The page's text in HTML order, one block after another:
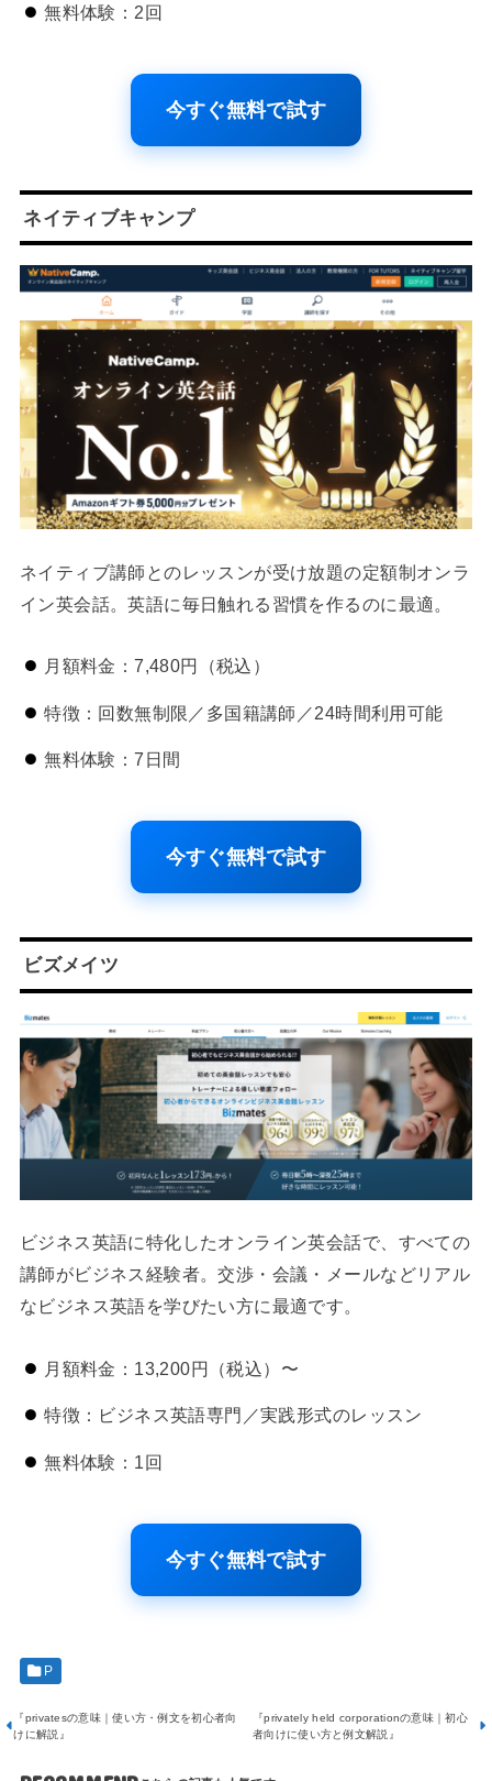
無料体験：2回
今すぐ無料で試す
ネイティブキャンプ
ネイティブ講師とのレッスンが受け放題の定額制オンラ
イン英会話。英語に毎日触れる習慣を作るのに最適。
月額料金：7,480円（税込）
特徴：回数無制限／多国籍講師／24時間利用可能
無料体験：7日間
今すぐ無料で試す
ビズメイツ
ビジネス英語に特化したオンライン英会話で、すべての
講師がビジネス経験者。交渉・会議・メールなどリアル
なビジネス英語を学びたい方に最適です。
月額料金：13,200円（税込）〜
特徴：ビジネス英語専門／実践形式のレッスン
無料体験：1回
今すぐ無料で試す
P
『privatesの意味｜使い方・例文を初心者向
けに解説』
『privately held corporationの意味｜初心
者向けに使い方と例文解説』